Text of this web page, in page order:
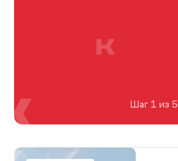
Шаг 1 из 5